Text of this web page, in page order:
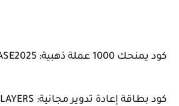
كود يمنحك 1000 عملة ذهبية: RELEASE2025
كود بطاقة إعادة تدوير مجانية: 1MPLAYERS